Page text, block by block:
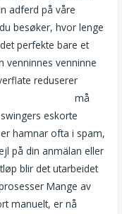
adferd på våre
besøker, hvor lenge
perfekte bare et
venninnes venninne
reduserer
må
eskorte
hamnar ofta i spam,
på din anmälan eller
blir det utarbeidet
Mange av
manuelt, er nå